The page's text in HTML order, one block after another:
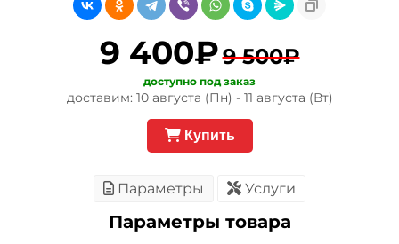
9 400₽9 500₽
доступно под заказ
доставим: 10 августа (Пн) - 11 августа (Вт)
Купить
Параметры Услуги
Параметры товара